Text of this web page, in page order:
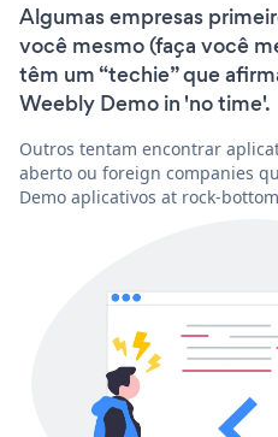
Algumas empresas
você mesmo (faça você
têm um “techie” que
Weebly Demo in 'no time'.
Outros tentam encontrar
aberto ou foreign companies
Demo aplicativos at rock-